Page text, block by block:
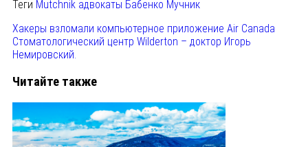
Теги Mutchnik адвокаты Бабенко Мучник
Хакеры взломали компьютерное приложение Air Canada
Стоматологический центр Wilderton – доктор Игорь
Немировский.
Читайте также